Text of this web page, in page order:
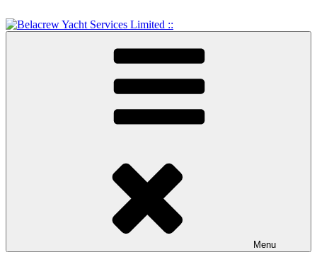
to
content
Belacrew Yacht Services
Crew Training and Yacht Service
Menu